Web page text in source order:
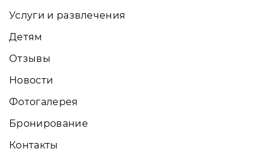
Услуги и развлечения
Детям
Отзывы
Новости
Фотогалерея
Бронирование
Контакты